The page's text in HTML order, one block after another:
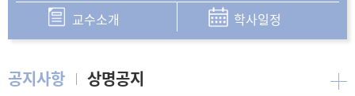
교수소개
학사일정
공지사항 상명공지